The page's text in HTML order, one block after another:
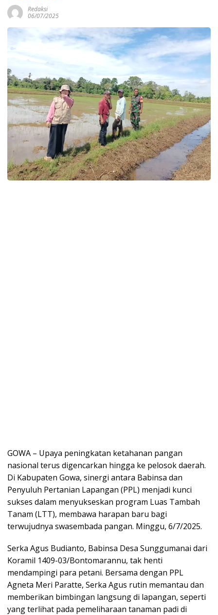
Redaksi
06/07/2025
GOWA – Upaya peningkatan ketahanan pangan
nasional terus digencarkan hingga ke pelosok daerah.
Di Kabupaten Gowa, sinergi antara Babinsa dan
Penyuluh Pertanian Lapangan (PPL) menjadi kunci
sukses dalam menyukseskan program Luas Tambah
Tanam (LTT), membawa harapan baru bagi
terwujudnya swasembada pangan. Minggu, 6/7/2025.
Serka Agus Budianto, Babinsa Desa Sunggumanai dari
Koramil 1409-03/Bontomarannu, tak henti
mendampingi para petani. Bersama dengan PPL
Agneta Meri Paratte, Serka Agus rutin memantau dan
memberikan bimbingan langsung di lapangan, seperti
yang terlihat pada pemeliharaan tanaman padi di